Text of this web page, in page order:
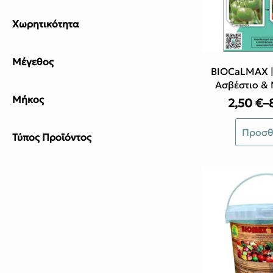
Χωρητικότητα
Μέγεθος
Μήκος
Τύπος Προϊόντος
BIOCaLMAX
Ασβέστιο
2,50€–
Αυτό
το
Οι
να